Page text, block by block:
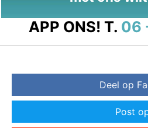
APP ONS! T. 06
Deel op
Post